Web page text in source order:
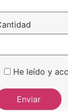
He leído y